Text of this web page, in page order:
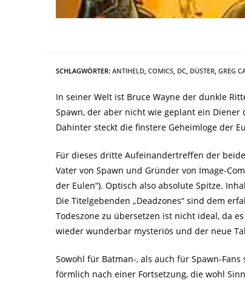
SCHLAGWÖRTER: ANTIHELD COMICS DC DÜSTER GREG
In seiner Welt ist Bruce Wayne der dunkle
Spawn, der aber nicht wie geplant ein Diener
Dahinter steckt die finstere Geheimloge der
Für dieses dritte Aufeinandertreffen der
Vater von Spawn und Gründer von Image-
der Eulen“). Optisch also absolute Spitze.
Die Titelgebenden „Deadzones“ sind dem
Todeszone zu übersetzen ist nicht ideal, da
wieder wunderbar mysteriös und der neue
Sowohl für Batman-, als auch für Spawn-
förmlich nach einer Fortsetzung, die wohl